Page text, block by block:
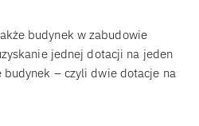
budynek w zabudowie
jednej dotacji na jeden
– czyli dwie dotacje na